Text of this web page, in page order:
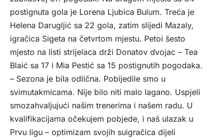
postignuta gola je Lorena Ljubica Bulum. Treća je
Helena Darugljić sa 22 gola, zatim slijedi Mazaly,
igračica Sigeta na četvrtom mjestu. Petoi šesto
mjesto na listi strijelaca drži Donatov dvojac – Tea
Blaić sa 17 i Mia Pestić sa 15 postignutih pogodaka.
– Sezona je bila odlična. Pobijedile smo u
svimutakmicama. Nije bilo niti malo lagano. Uspjeli
smozahvaljujući našim trenerima i našem radu. U
kvalifikacijama očekujem pobjede, i naš ulazak u
Prvu ligu – optimizam svojih suigračica dijeli